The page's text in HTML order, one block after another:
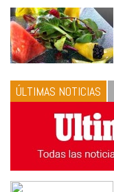
ÚLTIMAS NOTICIAS